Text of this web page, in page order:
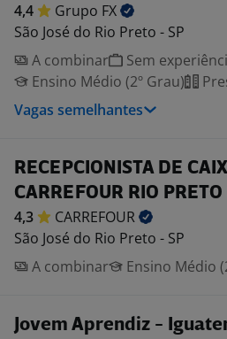
4,4 Grupo FX
São José do Rio Preto - SP
A combinar
Sem
Ensino Médio (2º Grau)
Vagas semelhantes
RECEPCIONISTA DE
CARREFOUR RIO PRETO
4,3
CARREFOUR
São José do Rio Preto - SP
A combinar
Ensino Médio
Jovem Aprendiz -